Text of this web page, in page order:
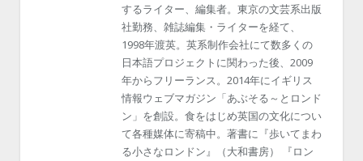
するライター、編集者。東京の文芸系出版
社勤務、雑誌編集・ライターを経て、
1998年渡英。英系制作会社にて数多くの
日本語プロジェクトに関わった後、2009
年からフリーランス。2014年にイギリス
情報ウェブマガジン「あぶそる～とロンド
ン」を創設。食をはじめ英国の文化につい
て各種媒体に寄稿中。著書に『歩いてまわ
る小さなロンドン』（大和書房） 『ロン